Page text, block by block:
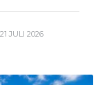
21 JULI 2026